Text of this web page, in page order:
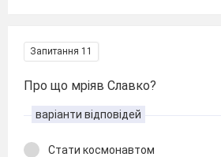
Запитання 11
Про що мріяв Славко?
варіанти відповідей
Стати космонавтом